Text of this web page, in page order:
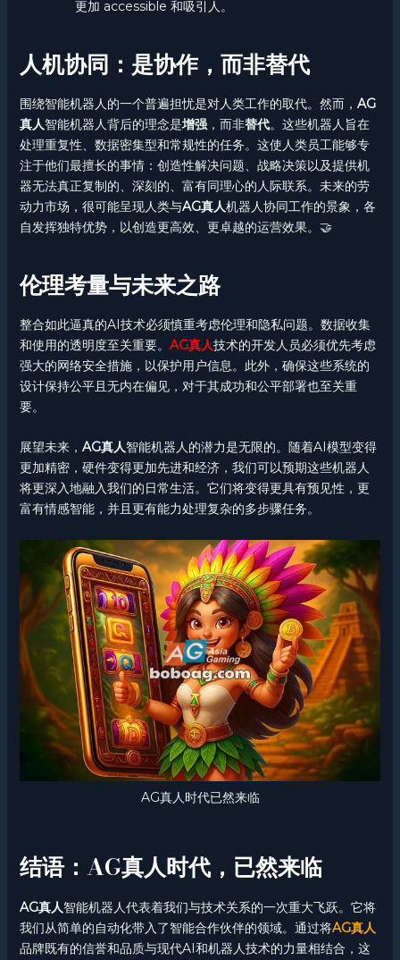
更加 accessible 和吸引人。
人机协同：是协作，而非替代
围绕智能机器人的一个普遍担忧是对人类工作的取代。然而， AG
真人智能机器人背后的理念是增强，而非替代。这些机器人旨在
处理重复性、数据密集型和常规性的任务。这使人类员工能够专
注于他们最擅长的事情：创造性解决问题、战略决策以及提供机
器无法真正复制的、深刻的、富有同理心的人际联系。未来的劳
动力市场，很可能呈现人类与AG真人机器人协同工作的景象，各
自发挥独特优势，以创造更高效、更卓越的运营效果。🤝
伦理考量与未来之路
整合如此逼真的AI技术必须慎重考虑伦理和隐私问题。数据收集
和使用的透明度至关重要。 AG真人技术的开发人员必须优先考虑
强大的网络安全措施，以保护用户信息。此外，确保这些系统的
设计保持公平且无内在偏见，对于其成功和公平部署也至关重
要。
展望未来， AG真人智能机器人的潜力是无限的。随着AI模型变得
更加精密，硬件变得更加先进和经济，我们可以预期这些机器人
将更深入地融入我们的日常生活。它们将变得更具有预见性，更
富有情感智能，并且更有能力处理复杂的多步骤任务。
AG真人时代已然来临
结语：AG真人时代，已然来临
AG真人智能机器人代表着我们与技术关系的一次重大飞跃。它将
我们从简单的自动化带入了智能合作伙伴的领域。通过将AG真人
品牌既有的信誉和品质与现代AI和机器人技术的力量相结合，这